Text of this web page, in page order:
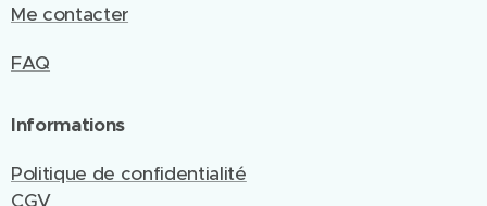
Me contacter
FAQ
Informations
Politique de confidentialité
CGV